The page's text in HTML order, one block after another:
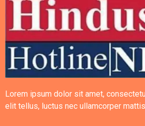
Lorem ipsum dolor sit amet,
elit tellus, luctus nec ullamcorper